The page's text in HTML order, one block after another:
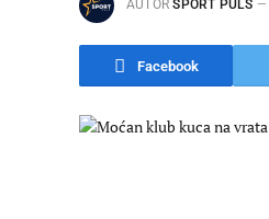
AUTOR SPORT PULS
Facebook